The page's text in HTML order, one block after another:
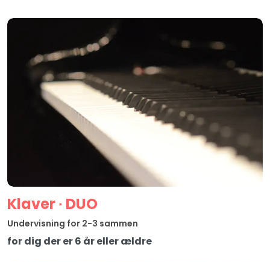
Klaver ∙ DUO
Undervisning for 2-3 sammen
for dig der er 6 år eller ældre